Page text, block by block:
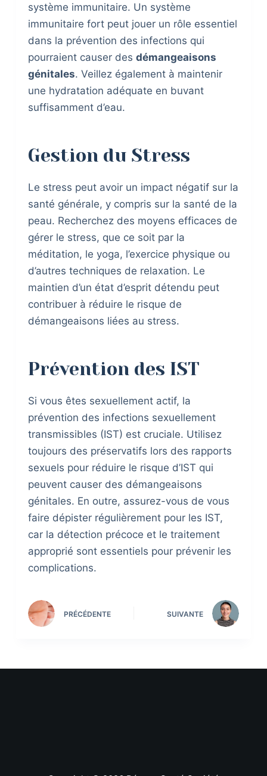
système immunitaire. Un système
immunitaire fort peut jouer un rôle essentiel
dans la prévention des infections qui
pourraient causer des démangeaisons
génitales. Veillez également à maintenir
une hydratation adéquate en buvant
suffisamment d’eau.
Gestion du Stress
Le stress peut avoir un impact négatif sur la
santé générale, y compris sur la santé de la
peau. Recherchez des moyens efficaces de
gérer le stress, que ce soit par la
méditation, le yoga, l’exercice physique ou
d’autres techniques de relaxation. Le
maintien d’un état d’esprit détendu peut
contribuer à réduire le risque de
démangeaisons liées au stress.
Prévention des IST
Si vous êtes sexuellement actif, la
prévention des infections sexuellement
transmissibles (IST) est cruciale. Utilisez
toujours des préservatifs lors des rapports
sexuels pour réduire le risque d’IST qui
peuvent causer des démangeaisons
génitales. En outre, assurez-vous de vous
faire dépister régulièrement pour les IST,
car la détection précoce et le traitement
approprié sont essentiels pour prévenir les
complications.
PRÉCÉDENTE SUIVANTE